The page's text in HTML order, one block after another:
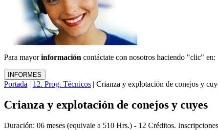
Para mayorinformación contáctate con nosotros haciendo "clic" en:
Portada | 12. Prog. Técnicos | Crianza y explotación de conejos y
Crianza y explotación de conejos y cuyes
Duración: 06 meses (equivale a 510 Hrs.) - 12 Créditos.